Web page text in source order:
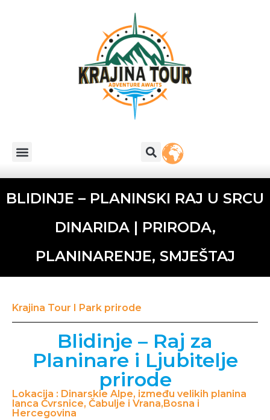
BLIDINJE – PLANINSKI RAJ U SRCU
DINARIDA | PRIRODA,
PLANINARENJE, SMJEŠTAJ
Krajina Tour I Park prirode
Blidinje – Raj za
Planinare i Ljubitelje
prirode
Lokacija : Dinarskie Alpe, između velikih planina
lanca Čvrsnice, Čabulje i Vrana,Bosna i
Hercegovina